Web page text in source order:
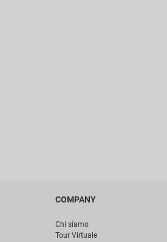
COMPANY
Chi siamo
Tour Virtuale